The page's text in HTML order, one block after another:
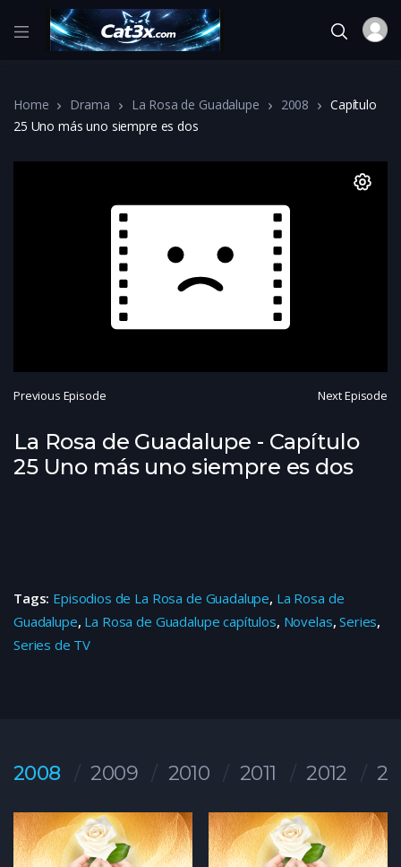
Home Drama La Rosa de Guadalupe 2008
Capítulo
25 Uno más uno siempre es dos
Previous Episode Next Episode
La Rosa de Guadalupe - Capítulo
25 Uno más uno siempre es dos
Tags: Episodios de La Rosa de Guadalupe, La Rosa de
Guadalupe, La Rosa de Guadalupe capítulos, Novelas,Series,
Series de TV
2008 2009 2010 2011 2012